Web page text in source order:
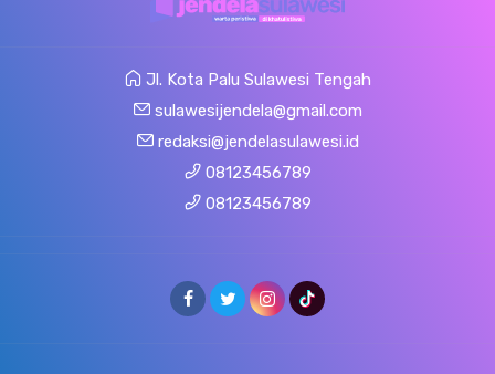
Jl. Kota Palu Sulawesi Tengah
sulawesijendela@gmail.com
redaksi@jendelasulawesi.id
08123456789
08123456789